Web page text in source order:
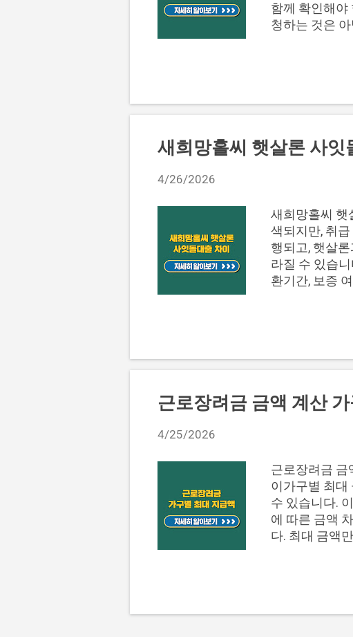
함께 확인해야
청하는 것은
ETF 펀드 구
다. 기존에는
월 31일까지
로 처리 한국
소득세 신고
고 대상 여부
확인해야 하는
합소득세...
새희망홀씨 햇살론 사
4/26/2026
새희망홀씨 햇
색되지만, 취
행되고, 햇살
라질 수 있습
환기간, 보증
대출 비교 실
사하는 구조에
심 별도 보증
병행 서민금
요하고, 햇살
다. 새희망홀
니다. 새희망
비교하기 전에
근로장려금 금액 계산
4/25/2026
근로장려금 금
이가구별 최대
수 있습니다.
에 따른 금액
다. 최대 금액
교 근로장려
까지 산정될